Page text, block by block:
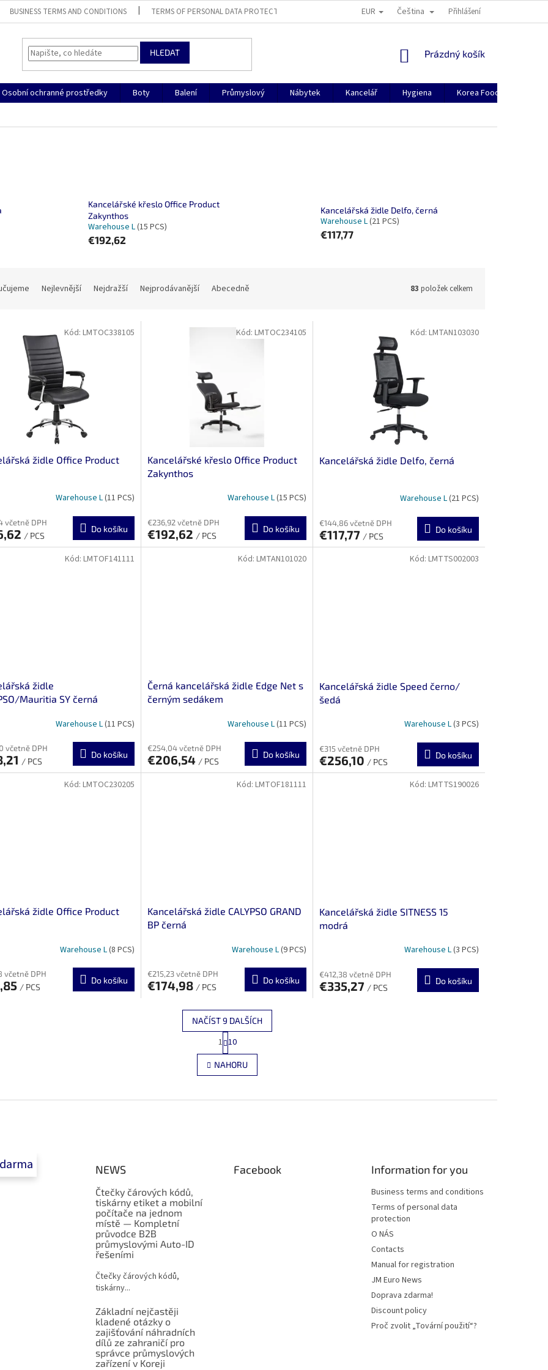
BUSINESS TERMS AND CONDITIONS TERMS OF PERSONAL DATA PROTECTION CONTACTS MANUAL FOR REGISTRATION
EUR Čeština Přihlášení
HLEDAT
NÁKUPNÍ
Prázdný košík
Osobní ochranné prostředky Boty Balení Průmyslový Nábytek Kancelář Hygiena Korea Food
Kancelářské křeslo Office Product
Zakynthos
Warehouse L(15 PCS)
€192,62
Kancelářská židle Delfo, černá
Warehouse L(21 PCS)
€117,77
Nejlevnější Nejdražší Nejprodávanější Abecedně 83 položek celkem
židle Office Product
Warehouse L(11 PCS)
včetně DPH
/ PCS
Do košíku
Kód: LMTOC338105
Kancelářské křeslo Office Product
Zakynthos
Warehouse L(15 PCS)
€236,92 včetně DPH
€192,62 / PCS
Do košíku
Kód: LMTOC234105
Kancelářská židle Delfo, černá
Warehouse L(21 PCS)
€144,86 včetně DPH
€117,77 / PCS
Do košíku
Kód: LMTAN103030
židle
Mauritia SY černá
Warehouse L(11 PCS)
včetně DPH
/ PCS
Do košíku
Kód: LMTOF141111
Černá kancelářská židle Edge Net s
černým sedákem
Warehouse L(11 PCS)
€254,04 včetně DPH
€206,54 / PCS
Do košíku
Kód: LMTAN101020
Kancelářská židle Speed ​​​​černo/
šedá
Warehouse L(3 PCS)
€315 včetně DPH
€256,10 / PCS
Do košíku
Kód: LMTTS002003
židle Office Product
Warehouse L(8 PCS)
včetně DPH
/ PCS
Do košíku
Kód: LMTOC230205
Kancelářská židle CALYPSO GRAND
BP černá
Warehouse L(9 PCS)
€215,23 včetně DPH
€174,98 / PCS
Do košíku
Kód: LMTOF181111
Kancelářská židle SITNESS 15
modrá
Warehouse L(3 PCS)
€412,38 včetně DPH
€335,27 / PCS
Do košíku
Kód: LMTTS190026
O
v
l
NAČÍST 9 DALŠÍCH
S
t
r
á
n
o
1 10
NAHORU
NEWS
Čtečky čárových kódů,
tiskárny etiket a mobilní
počítače na jednom
místě — Kompletní
průvodce B2B
průmyslovými Auto-ID
řešeními
Čtečky čárových kódů,
tiskárny...
Základní nejčastěji
kladené otázky o
zajišťování náhradních
dílů ze zahraničí pro
správce průmyslových
zařízení v Koreji
Facebook Information for you
Business terms and conditions
Terms of personal data
protection
O NÁS
Contacts
Manual for registration
JM Euro News
Doprava zdarma!
Discount policy
Proč zvolit „Tovární použití“?